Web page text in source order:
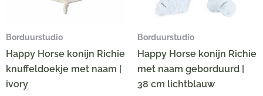
Borduurstudio
Happy Horse konijn Richie
knuffeldoekje met naam |
ivory
Borduurstudio
Happy Horse konijn Richie
met naam geborduurd |
38 cm lichtblauw